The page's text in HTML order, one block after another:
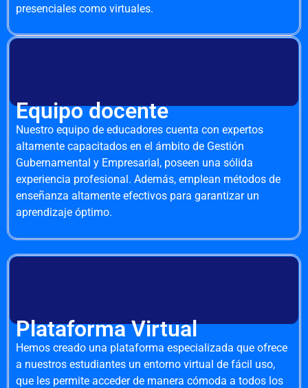
presenciales como virtuales.
Equipo docente
Nuestro equipo de educadores cuenta con expertos
altamente capacitados en el ámbito de Gestión
Gubernamental y Empresarial, poseen una sólida
experiencia profesional. Además, emplean métodos de
enseñanza altamente efectivos para garantizar un
aprendizaje óptimo.
Plataforma Virtual
Hemos creado una plataforma especializada que ofrece
a nuestros estudiantes un entorno virtual de fácil uso,
que les permite acceder de manera cómoda a todos los